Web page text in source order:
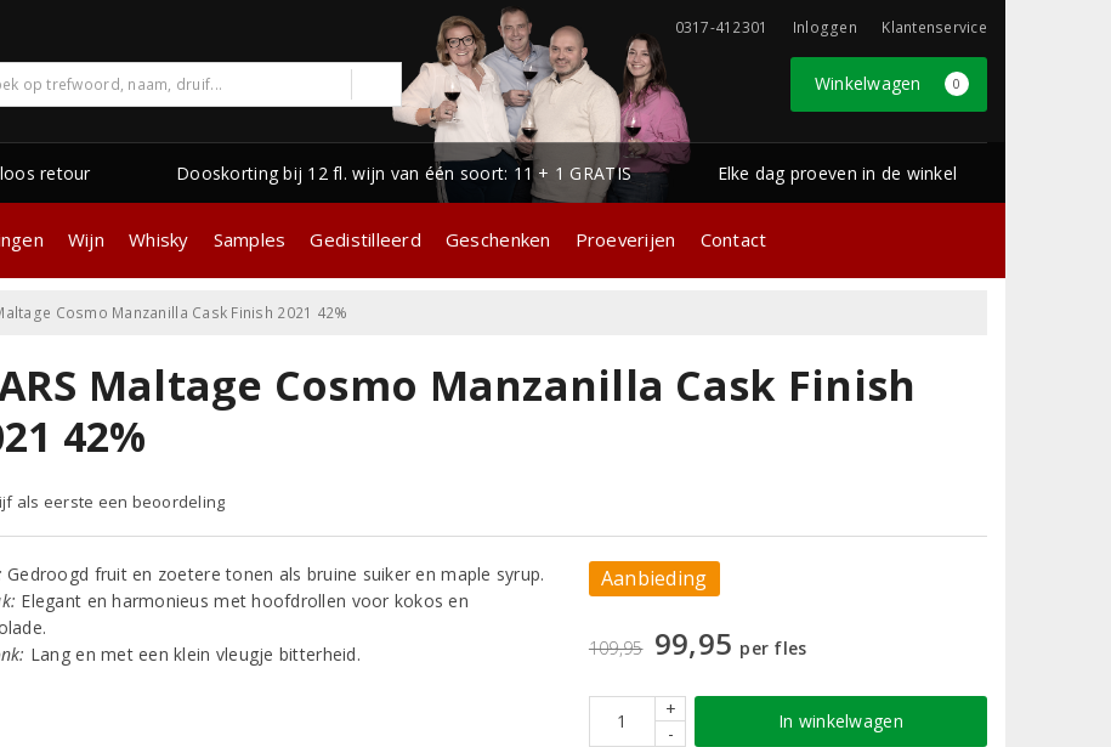
0317-412301 Inloggen Klantenservice
Winkelwagen 0
retour Dooskorting bij 12 fl. wijn van één soort: 11 + 1 GRATIS Elke dag proeven in de winkel
Wijn Whisky Samples Gedistilleerd Geschenken Proeverijen Contact
Cosmo Manzanilla Cask Finish 2021 42%
Maltage Cosmo Manzanilla Cask Finish
42%
als eerste een beoordeling
Gedroogd fruit en zoetere tonen als bruine suiker en maple syrup.
Elegant en harmonieus met hoofdrollen voor kokos en
Lang en met een klein vleugje bitterheid.
Aanbieding
109,95 99,95 per fles
+
-
In winkelwagen